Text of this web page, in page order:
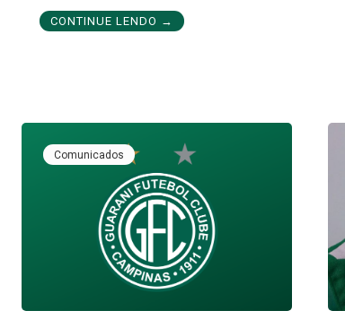
CONTINUE LENDO →
Comunicados